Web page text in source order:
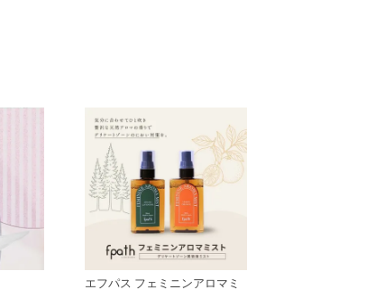
エフパス フェミニンアロマミ